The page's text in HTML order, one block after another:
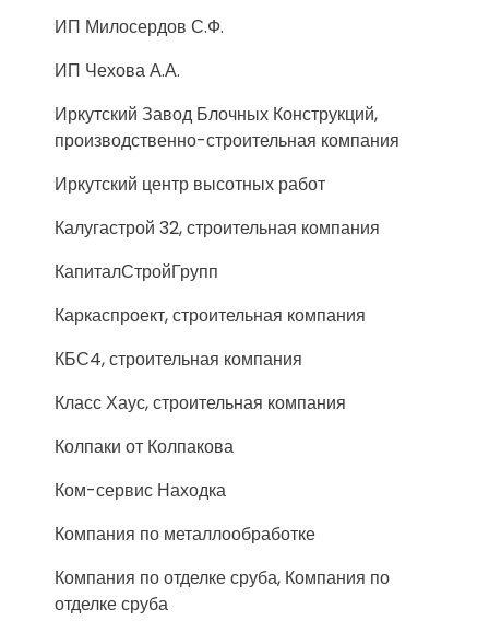
ИП Милосердов С.Ф.
ИП Чехова А.А.
Иркутский Завод Блочных Конструкций,
производственно-строительная компания
Иркутский центр высотных работ
Калугастрой 32, строительная компания
КапиталСтройГрупп
Каркаспроект, строительная компания
КБС4, строительная компания
Класс Хаус, строительная компания
Колпаки от Колпакова
Ком-сервис Находка
Компания по металлообработке
Компания по отделке сруба, Компания по
отделке сруба